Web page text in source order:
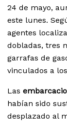
24 de mayo,
este lunes.
agentes
dobladas, tres
garrafas de
vinculados a
Las
habían sido
desplazado al